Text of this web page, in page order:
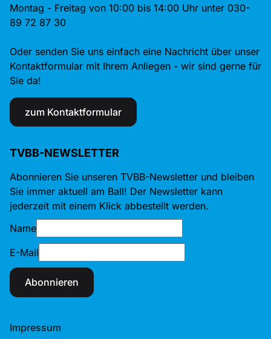
Montag - Freitag von 10:00 bis 14:00 Uhr unter 030-
89 72 87 30
Oder senden Sie uns einfach eine Nachricht über unser
Kontaktformular mit Ihrem Anliegen - wir sind gerne für
Sie da!
zum Kontaktformular
TVBB-NEWSLETTER
Abonnieren Sie unseren TVBB-Newsletter und bleiben
Sie immer aktuell am Ball! Der Newsletter kann
jederzeit mit einem Klick abbestellt werden.
Name
E-Mail
Abonnieren
Impressum